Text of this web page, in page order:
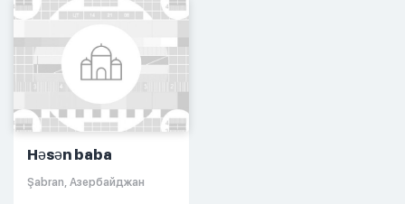
Həsən baba
Şabran, Азербайджан